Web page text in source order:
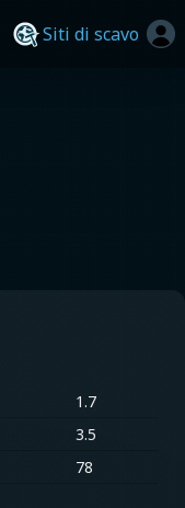
Siti di scavo
1.7
3.5
78